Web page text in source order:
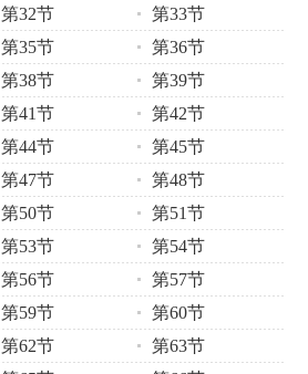
第32节
第33节
第35节
第36节
第38节
第39节
第41节
第42节
第44节
第45节
第47节
第48节
第50节
第51节
第53节
第54节
第56节
第57节
第59节
第60节
第62节
第63节